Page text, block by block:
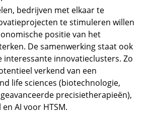
bedrijven met elkaar te
te stimuleren willen
positie van het
De samenwerking staat ook
interessante innovatieclusters. Zo
verkend van een
life sciences (biotechnologie,
precisietherapieën),
AI voor HTSM.